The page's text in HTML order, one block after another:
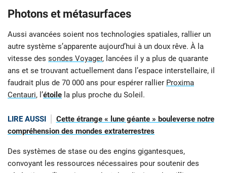
Photons et métasurfaces
Aussi avancées soient nos technologies spatiales, rallier un
autre système s’apparente aujourd’hui à un doux rêve. À la
vitesse des sondes Voyager, lancées il y a plus de quarante
ans et se trouvant actuellement dans l’espace interstellaire, il
faudrait plus de 70 000 ans pour espérer rallier Proxima
Centauri, l’étoile la plus proche du Soleil.
LIRE AUSSI
Cette étrange « lune géante » bouleverse notre
compréhension des mondes extraterrestres
Des systèmes de stase ou des engins gigantesques,
convoyant les ressources nécessaires pour soutenir des